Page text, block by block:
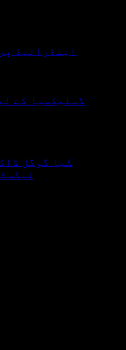
اینڈرائیڈ
ڈسلیکسیا کے
کیا گوگل